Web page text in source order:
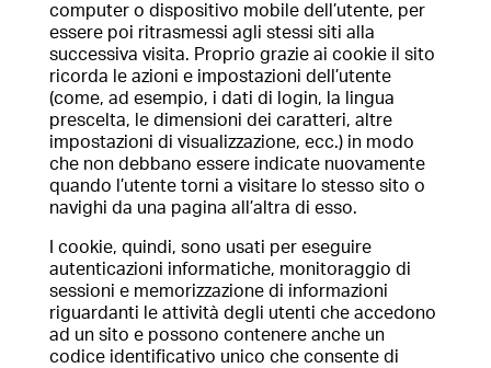
computer o dispositivo mobile dell’utente, per
essere poi ritrasmessi agli stessi siti alla
successiva visita. Proprio grazie ai cookie il sito
ricorda le azioni e impostazioni dell’utente
(come, ad esempio, i dati di login, la lingua
prescelta, le dimensioni dei caratteri, altre
impostazioni di visualizzazione, ecc.) in modo
che non debbano essere indicate nuovamente
quando l’utente torni a visitare lo stesso sito o
navighi da una pagina all’altra di esso.
I cookie, quindi, sono usati per eseguire
autenticazioni informatiche, monitoraggio di
sessioni e memorizzazione di informazioni
riguardanti le attività degli utenti che accedono
ad un sito e possono contenere anche un
codice identificativo unico che consente di